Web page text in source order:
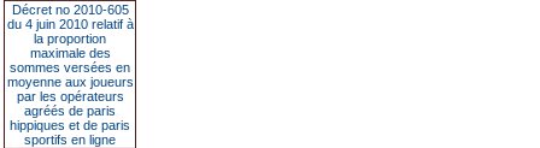
Décret no 2010-605
du 4 juin 2010 relatif à
la proportion
maximale des
sommes versées en
moyenne aux joueurs
par les opérateurs
agréés de paris
hippiques et de paris
sportifs en ligne